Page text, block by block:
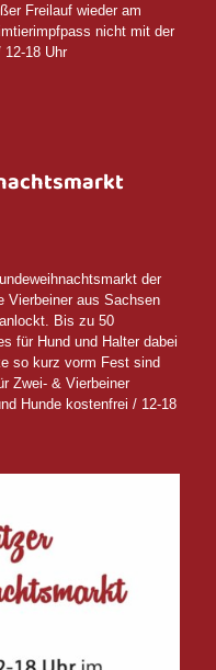
Freilauf wieder am
nicht mit der
18 Uhr
der
Vierbeiner aus Sachsen
Bis zu 50
für Hund und Halter dabei
so kurz vorm Fest sind
Zwei- & Vierbeiner
Hunde kostenfrei / 12-18